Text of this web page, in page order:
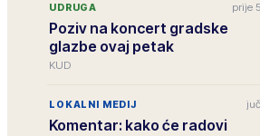
UDRUGA prije
Poziv na koncert gradske
glazbe ovaj petak
KUD
LOKALNI MEDIJ
Komentar: kako će radovi